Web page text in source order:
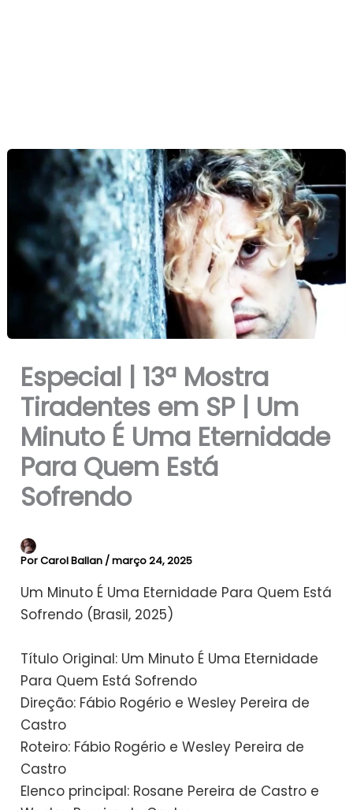
Especial | 13ª Mostra
Tiradentes em SP | Um
Minuto É Uma Eternidade
Para Quem Está
Sofrendo
PorCarol Ballan /março 24, 2025
Um Minuto É Uma Eternidade Para Quem Está
Sofrendo (Brasil, 2025)
Título Original: Um Minuto É Uma Eternidade
Para Quem Está Sofrendo
Direção: Fábio Rogério e Wesley Pereira de
Castro
Roteiro: Fábio Rogério e Wesley Pereira de
Castro
Elenco principal: Rosane Pereira de Castro e